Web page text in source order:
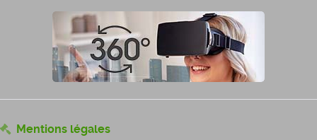
Mentions légales